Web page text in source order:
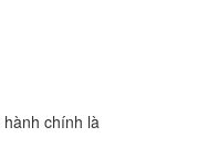
chính là